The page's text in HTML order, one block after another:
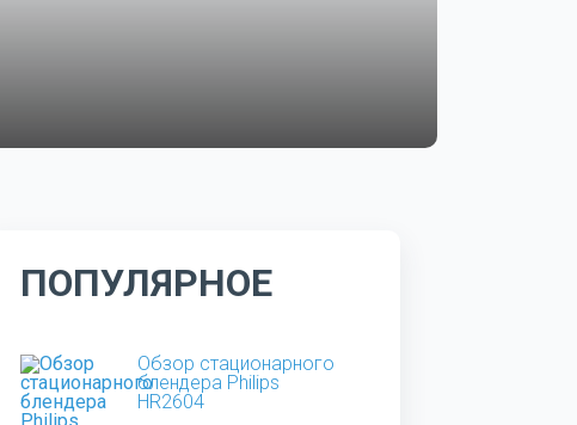
ПОПУЛЯРНОЕ
Обзор стационарного
блендера Philips
HR2604